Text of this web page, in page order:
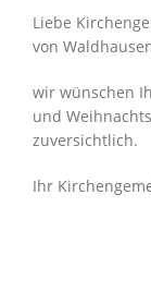
Liebe
von
wir wünschen
und
zuversichtlich.
Ihr